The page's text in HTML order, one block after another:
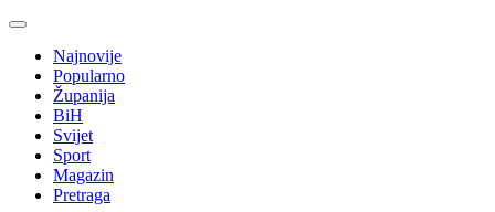
Najnovije
Popularno
Županija
BiH
Svijet
Sport
Magazin
Pretraga